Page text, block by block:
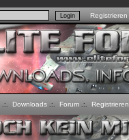
Registrieren
.:. Downloads .:. Forum .:. Registrieren